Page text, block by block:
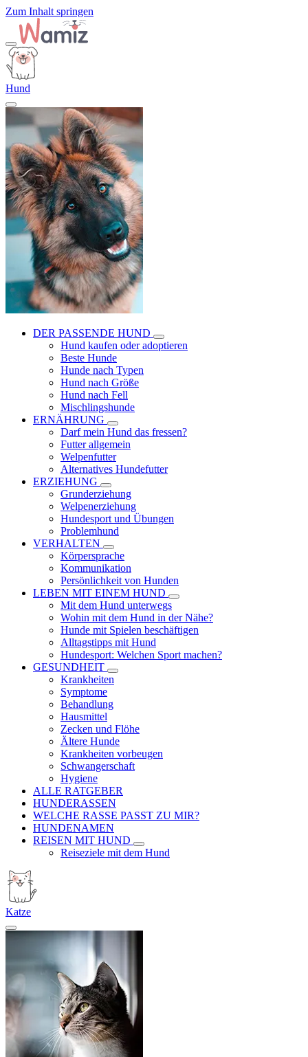
Zum Inhalt springen
Hund
DER PASSENDE HUND
Hund kaufen oder adoptieren
Beste Hunde
Hunde nach Typen
Hund nach Größe
Hund nach Fell
Mischlingshunde
ERNÄHRUNG
Darf mein Hund das fressen?
Futter allgemein
Welpenfutter
Alternatives Hundefutter
ERZIEHUNG
Grunderziehung
Welpenerziehung
Hundesport und Übungen
Problemhund
VERHALTEN
Körpersprache
Kommunikation
Persönlichkeit von Hunden
LEBEN MIT EINEM HUND
Mit dem Hund unterwegs
Wohin mit dem Hund in der Nähe?
Hunde mit Spielen beschäftigen
Alltagstipps mit Hund
Hundesport: Welchen Sport machen?
GESUNDHEIT
Krankheiten
Symptome
Behandlung
Hausmittel
Zecken und Flöhe
Ältere Hunde
Krankheiten vorbeugen
Schwangerschaft
Hygiene
ALLE RATGEBER
HUNDERASSEN
WELCHE RASSE PASST ZU MIR?
HUNDENAMEN
REISEN MIT HUND
Reiseziele mit dem Hund
Katze